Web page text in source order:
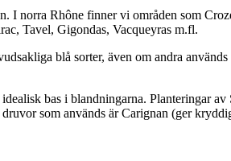
I norra Rhône finner vi områden som
Tavel, Gigondas, Vacqueyras m.fl.
blå sorter, även om andra
bas i blandningarna. Planteringar
som används är Carignan (ger